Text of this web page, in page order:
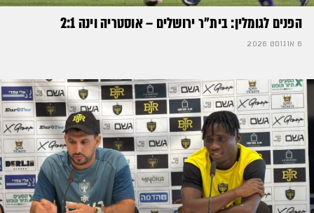
הפנים לגומלין: בית״ר ירושלים – אוסטריה וינה 2:1
6 אוגוסט 2026